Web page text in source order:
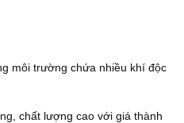
môi trường chứa nhiều khí độc
chất lượng cao với giá thành